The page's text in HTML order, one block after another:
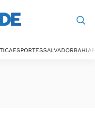
ESPORTESSALVADORBAHIA